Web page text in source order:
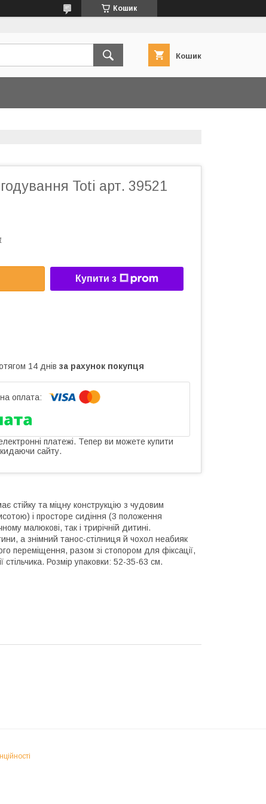
Кошик
Кошик
Toti арт. 39521
Купити з
14 днів за рахунок покупця
платежі. Тепер ви можете купити
сайту.
стійку та міцну конструкцію з чудовим
і просторе сидіння (3 положення
малюкові, так і трирічній дитині.
а знімний танос-стілниця й чохол неабияк
переміщення, разом зі стопором для фіксації,
стільчика. Розмір упаковки: 52-35-63 см.